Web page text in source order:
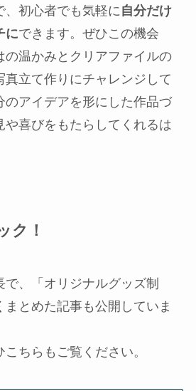
初心者でも気軽に 自分だけ
にできます。ぜひこの機会
の温かみとクリアファイルの
真立て作りにチャレンジして
のアイデアを形にした作品づ
や喜びをもたらしてくれるは
ク！
、「オリジナルグッズ制
とめた記事も公開していま
ちらもご覧ください。